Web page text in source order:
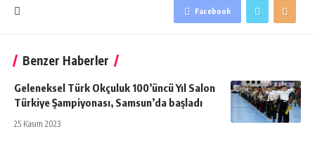
Facebook
Benzer Haberler
Geleneksel Türk Okçuluk 100’üncü Yıl Salon
Türkiye Şampiyonası, Samsun’da başladı
25 Kasım 2023